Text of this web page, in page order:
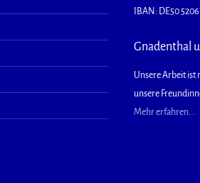
IBAN: DE50
Gnadenthal
Unsere Arbeit ist
unsere
Mehr erfahren...